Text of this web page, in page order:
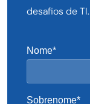
desafios de TI.